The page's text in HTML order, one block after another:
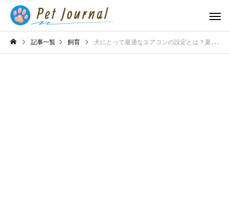
記事一覧 飼育 犬にとって最適なエアコンの設定とは？夏と冬の温度管理で快適に過ごす